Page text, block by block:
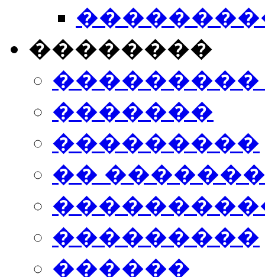
��������
���������
�������
���������
��
���������
������